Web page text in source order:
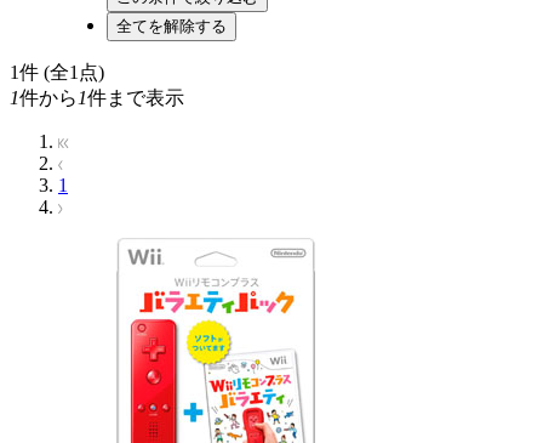
1件 (全1点)
1件から 1件まで表示
1